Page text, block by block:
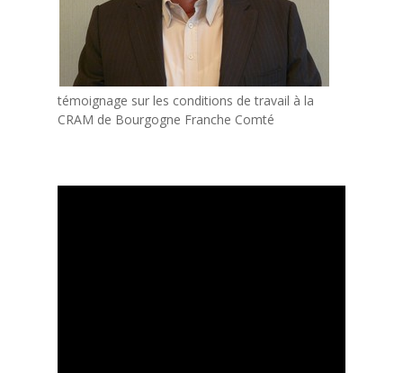
témoignage sur les conditions de travail à la
CRAM de Bourgogne Franche Comté